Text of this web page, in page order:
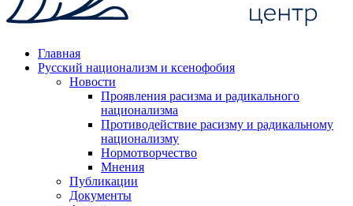
Главная
Русский национализм и ксенофобия
Новости
Проявления расизма и радикального
национализма
Противодействие расизму и радикальному
национализму
Нормотворчество
Мнения
Публикации
Документы